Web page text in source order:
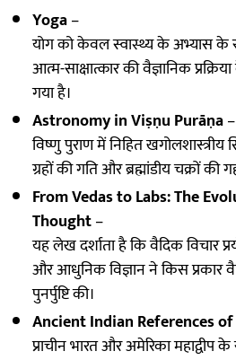
Yoga–
योग को केवल स्वास्थ्य के अभ्यास के
आत्म-साक्षात्कार की वैज्ञानिक
गया है।
Astronomy in Viṣṇu Purāṇa–
विष्णु पुराण में निहित खगोलशास्त्रीय
ग्रहों की गति और ब्रह्मांडीय चक्रों की
From Vedas to Labs: The
Thought–
यह लेख दर्शाता है कि वैदिक विचार
और आधुनिक विज्ञान ने किस
पुनर्पुष्टि की।
Ancient Indian References
प्राचीन भारत और अमेरिका